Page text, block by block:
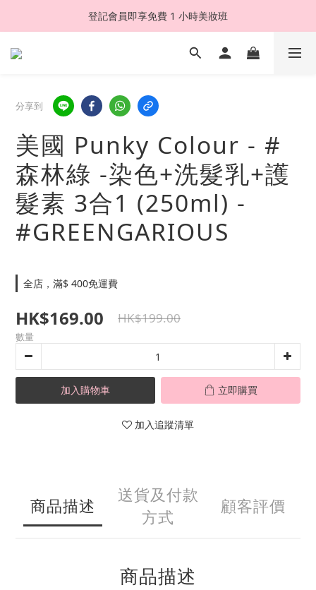
登記會員即享免費 1 小時美妝班
分享到
美國 Punky Colour - #
森林綠 -染色+洗髮乳+護
髮素 3合1 (250ml) -
#GREENGARIOUS
全店，滿$ 400免運費
HK$169.00 HK$199.00
數量
加入購物車 立即購買
加入追蹤清單
商品描述
送貨及付款
方式
顧客評價
商品描述